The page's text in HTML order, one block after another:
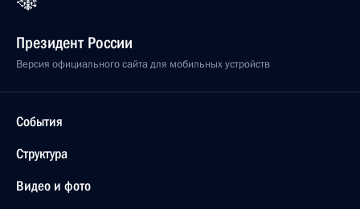
Президент России
Версия официального сайта для мобильных устройств
События
Структура
Видео и фото